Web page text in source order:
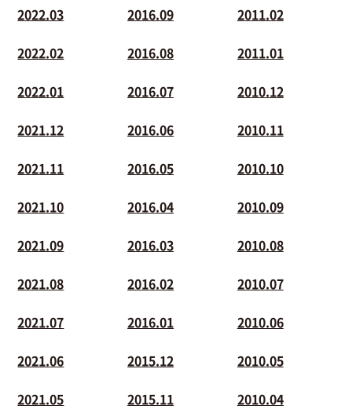
2022.03
2022.02
2022.01
2021.12
2021.11
2021.10
2021.09
2021.08
2021.07
2021.06
2021.05
2016.09
2016.08
2016.07
2016.06
2016.05
2016.04
2016.03
2016.02
2016.01
2015.12
2015.11
2011.02
2011.01
2010.12
2010.11
2010.10
2010.09
2010.08
2010.07
2010.06
2010.05
2010.04